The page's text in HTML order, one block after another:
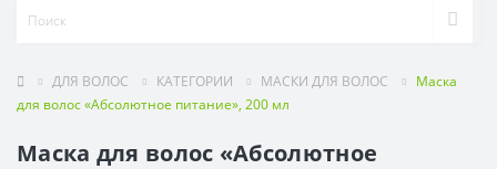
ДЛЯ ВОЛОС КАТЕГОРИИ МАСКИ ДЛЯ ВОЛОС
Маска
для волос «Абсолютное питание», 200 мл
Маска для волос «Абсолютное